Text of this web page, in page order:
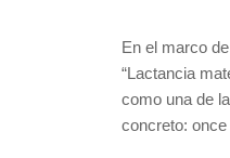
En el marco
“Lactancia
como una de
concreto: